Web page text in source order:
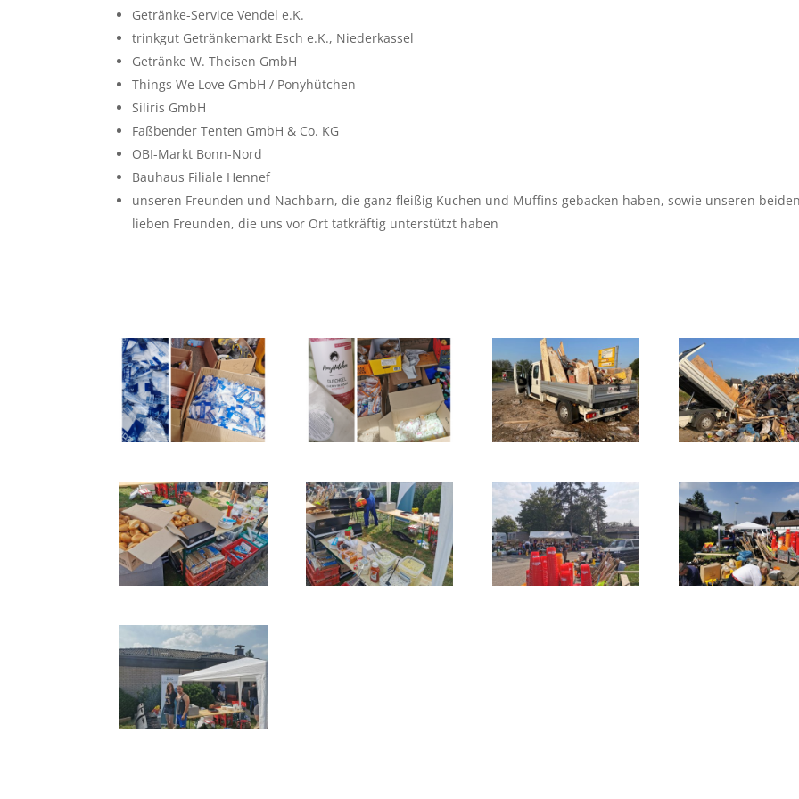
Getränke-Service Vendel e.K.
trinkgut Getränkemarkt Esch e.K., Niederkassel
Getränke W. Theisen GmbH
Things We Love GmbH / Ponyhütchen
Siliris GmbH
Faßbender Tenten GmbH & Co. KG
OBI-Markt Bonn-Nord
Bauhaus Filiale Hennef
unseren Freunden und Nachbarn, die ganz fleißig Kuchen und Muffins gebacken haben, sowie unseren
lieben Freunden, die uns vor Ort tatkräftig unterstützt haben